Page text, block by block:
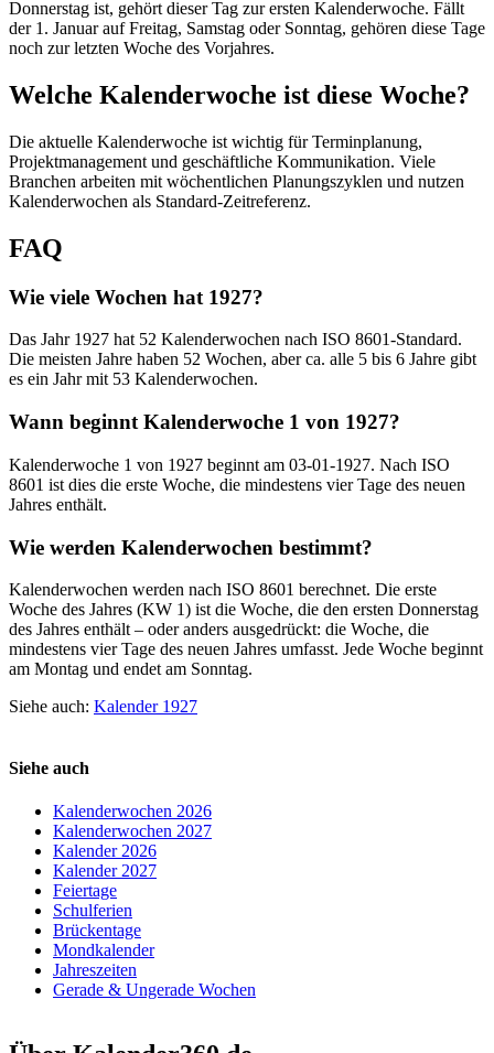
Donnerstag ist, gehört dieser Tag zur ersten Kalenderwoche. Fällt
der 1. Januar auf Freitag, Samstag oder Sonntag, gehören diese Tage
noch zur letzten Woche des Vorjahres.
Welche Kalenderwoche ist diese Woche?
Die aktuelle Kalenderwoche ist wichtig für Terminplanung,
Projektmanagement und geschäftliche Kommunikation. Viele
Branchen arbeiten mit wöchentlichen Planungszyklen und nutzen
Kalenderwochen als Standard-Zeitreferenz.
FAQ
Wie viele Wochen hat 1927?
Das Jahr 1927 hat 52 Kalenderwochen nach ISO 8601-Standard.
Die meisten Jahre haben 52 Wochen, aber ca. alle 5 bis 6 Jahre gibt
es ein Jahr mit 53 Kalenderwochen.
Wann beginnt Kalenderwoche 1 von 1927?
Kalenderwoche 1 von 1927 beginnt am 03-01-1927. Nach ISO
8601 ist dies die erste Woche, die mindestens vier Tage des neuen
Jahres enthält.
Wie werden Kalenderwochen bestimmt?
Kalenderwochen werden nach ISO 8601 berechnet. Die erste
Woche des Jahres (KW 1) ist die Woche, die den ersten Donnerstag
des Jahres enthält – oder anders ausgedrückt: die Woche, die
mindestens vier Tage des neuen Jahres umfasst. Jede Woche beginnt
am Montag und endet am Sonntag.
Siehe auch: Kalender 1927
Siehe auch
Kalenderwochen 2026
Kalenderwochen 2027
Kalender 2026
Kalender 2027
Feiertage
Schulferien
Brückentage
Mondkalender
Jahreszeiten
Gerade & Ungerade Wochen